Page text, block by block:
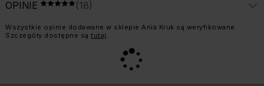
OPINIE OCENA 5 NA 5ŚREDNIA OCENA: 4.8 Z 5, LICZBA OPINII:
(18)
Informacja o weryfikacji opinii:
Wszystkie opinie dodawane w sklepie Ania Kruk są weryfikowane.
Szczegóły dostępne są tutaj .